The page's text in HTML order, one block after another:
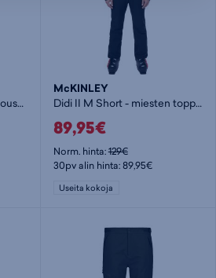
Lech M - miesten toppahousut
McKINLEY
Didi II M Short - miesten toppahousut
89,95€
Norm. hinta:129€
30pv alin hinta: 89,95€
Useita kokoja